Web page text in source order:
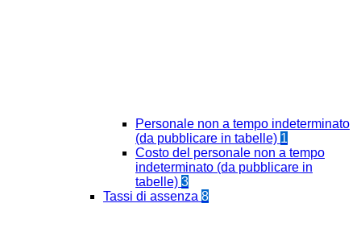
Personale non a tempo indeterminato
(da pubblicare in tabelle) 1
Costo del personale non a tempo
indeterminato (da pubblicare in
tabelle) 3
Tassi di assenza 8